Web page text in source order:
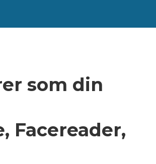
som din
Facereader,